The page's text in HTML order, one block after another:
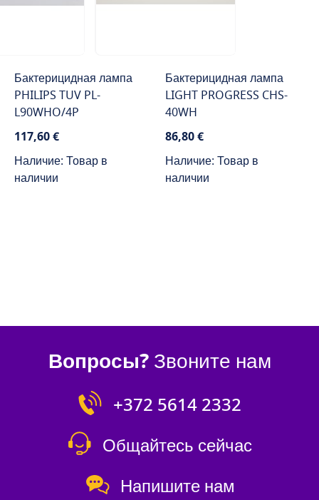
Бактерицидная лампа
PHILIPS TUV PL-
L90WHO/4P
117,60 €
Наличие: Товар в
наличии
Бактерицидная лампа
LIGHT PROGRESS CHS-
40WH
86,80 €
Наличие: Товар в
наличии
Вопросы?Звоните нам
+372 5614 2332
Общайтесь сейчас
Напишите нам